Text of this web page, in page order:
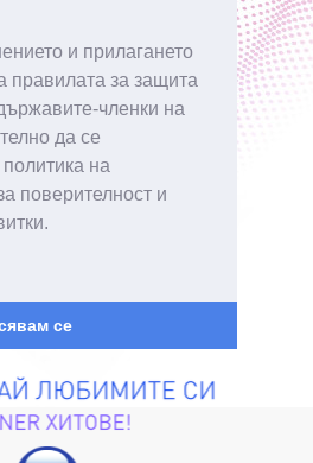
и прилагането
правилата за защита
членки на
да се
на
поверителност и
се